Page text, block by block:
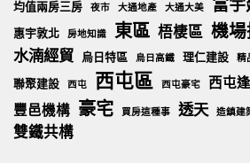
均值兩房三房 夜市 大通地產 大通大美
惠宇敦北 房地知識 東區 梧棲區 機
水湳經貿 烏日特區 烏日高鐵 理仁建設 精
聯聚建設 西屯 西屯區 西屯豪宅 西屯
豐邑機構 豪宅 買房這種事 透天 造鎮建
雙鐵共構